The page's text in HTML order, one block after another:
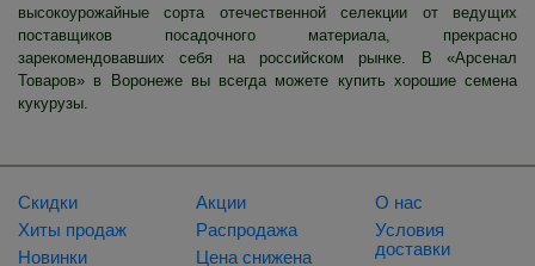
высокоурожайные сорта отечественной селекции от ведущих
поставщиков посадочного материала, прекрасно
зарекомендовавших себя на российском рынке. В «Арсенал
Товаров» в Воронеже вы всегда можете купить хорошие семена
кукурузы.
Скидки
Хиты продаж
Новинки
Акции
Распродажа
Цена снижена
О нас
Условия
доставки